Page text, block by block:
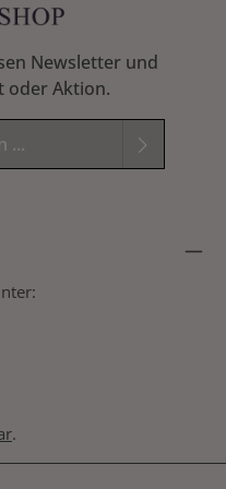
aus 1 Tisch
Newsletter und
oder Aktion.
in das
.